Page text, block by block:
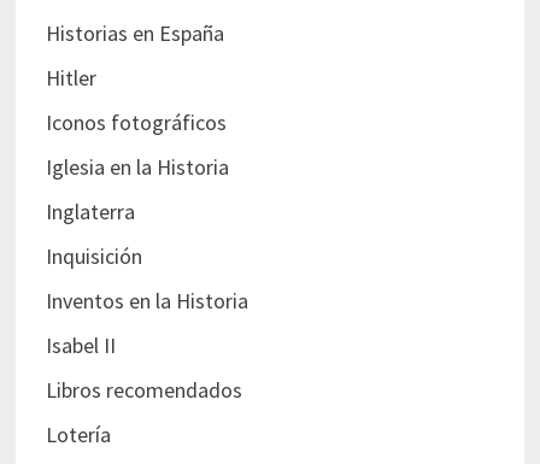
Historias en España
Hitler
Iconos fotográficos
Iglesia en la Historia
Inglaterra
Inquisición
Inventos en la Historia
Isabel II
Libros recomendados
Lotería